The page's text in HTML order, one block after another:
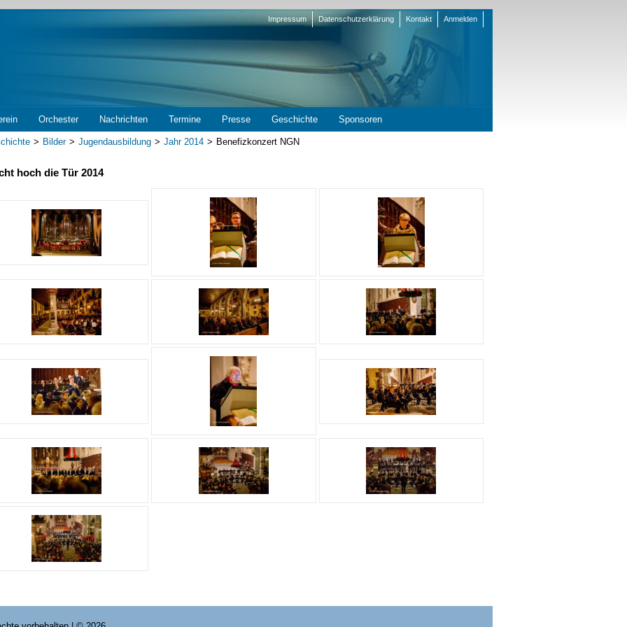
Navigation
Impressum Datenschutzerklärung Kontakt Anmelden
Orchester Nachrichten Termine Presse Geschichte Sponsoren
Bilder Jugendausbildung Jahr 2014 Benefizkonzert NGN
hoch die Tür 2014